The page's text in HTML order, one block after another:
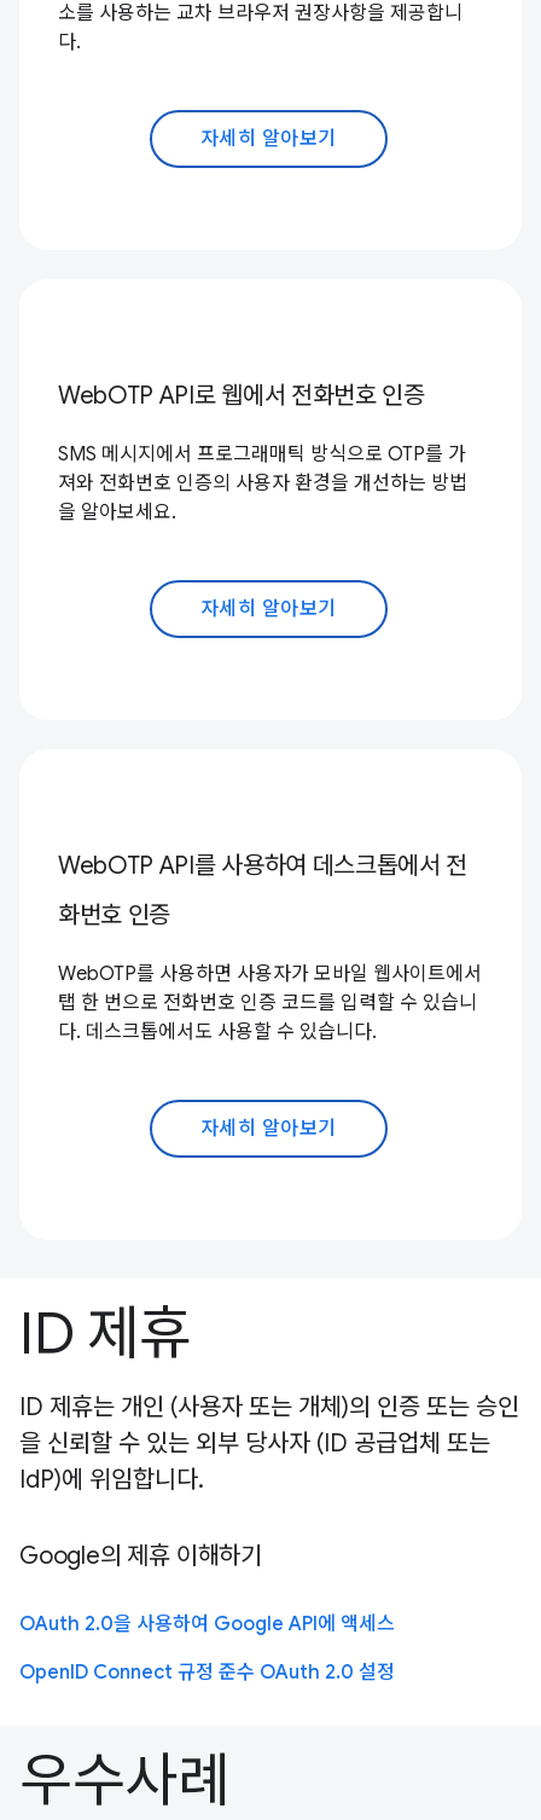
소를 사용하는 교차 브라우저 권장사항을 제공합니
다.
자세히 알아보기
WebOTP API로 웹에서 전화번호 인증
SMS 메시지에서 프로그래매틱 방식으로 OTP를 가
져와 전화번호 인증의 사용자 환경을 개선하는 방법
을 알아보세요.
자세히 알아보기
WebOTP API를 사용하여 데스크톱에서 전
화번호 인증
WebOTP를 사용하면 사용자가 모바일 웹사이트에서
탭 한 번으로 전화번호 인증 코드를 입력할 수 있습니
다. 데스크톱에서도 사용할 수 있습니다.
자세히 알아보기
ID 제휴
ID 제휴는 개인 (사용자 또는 개체)의 인증 또는 승인
을 신뢰할 수 있는 외부 당사자 (ID 공급업체 또는
IdP)에 위임합니다.
Google의 제휴 이해하기
OAuth 2.0을 사용하여 Google API에 액세스
OpenID Connect 규정 준수 OAuth 2.0 설정
우수사례